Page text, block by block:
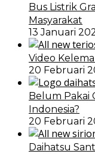
Bus Listrik
Masyarakat
13 Januari
Video
20 Februari
Belum Pakai
Indonesia?
20 Februari
Daihatsu